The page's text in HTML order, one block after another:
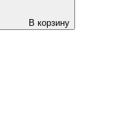
В корзину